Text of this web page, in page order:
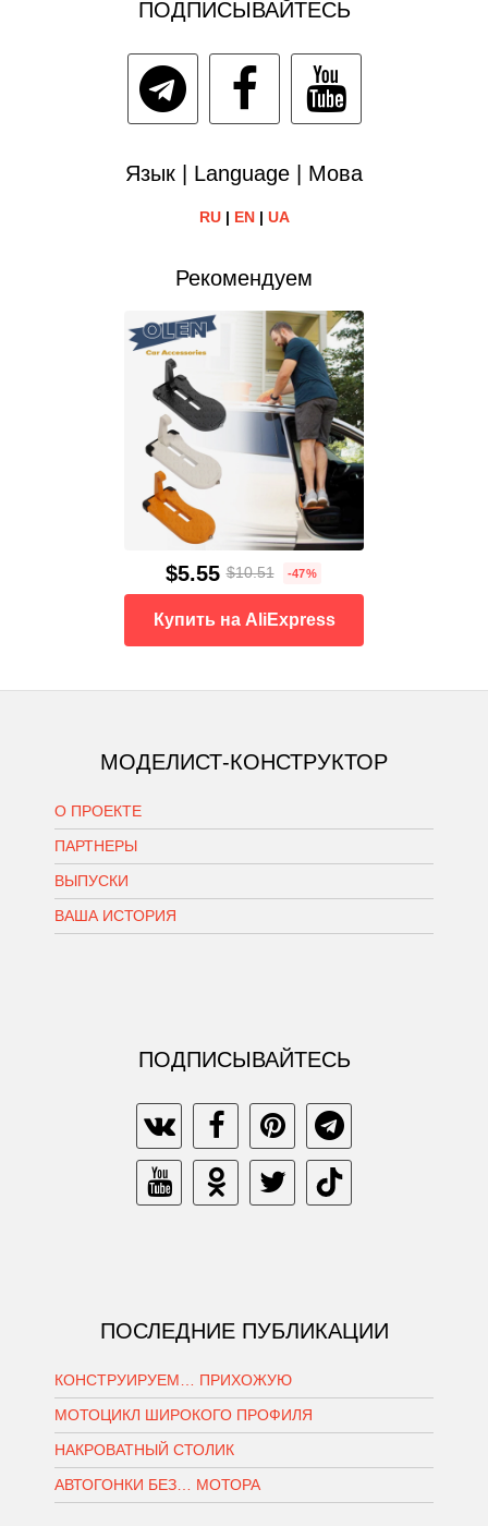
ПОДПИСЫВАЙТЕСЬ
Язык | Language | Мова
RU| EN| UA
Рекомендуем
$5.55 $10.51 -47%
Купить на AliExpress
МОДЕЛИСТ-КОНСТРУКТОР
О ПРОЕКТЕ
ПАРТНЕРЫ
ВЫПУСКИ
ВАША ИСТОРИЯ
ПОДПИСЫВАЙТЕСЬ
ПОСЛЕДНИЕ ПУБЛИКАЦИИ
КОНСТРУИРУЕМ… ПРИХОЖУЮ
МОТОЦИКЛ ШИРОКОГО ПРОФИЛЯ
НАКРОВАТНЫЙ СТОЛИК
АВТОГОНКИ БЕЗ… МОТОРА